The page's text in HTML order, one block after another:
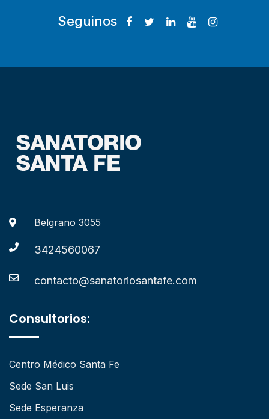
Seguinos
Belgrano 3055
3424560067
contacto@sanatoriosantafe.com
Consultorios:
Centro Médico Santa Fe
Sede San Luis
Sede Esperanza